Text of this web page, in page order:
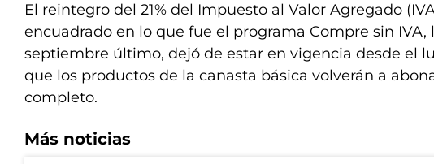
El reintegro del 21% del Impuesto al Valor Agregado
encuadrado en lo que fue el programa Compre sin IVA,
septiembre último, dejó de estar en vigencia desde el
que los productos de la canasta básica volverán a
completo.
Más noticias